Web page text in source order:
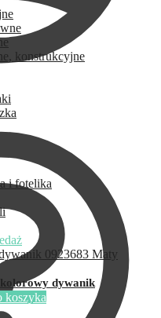
konstrukcyjne
i fotelika
dywanik
koszyka